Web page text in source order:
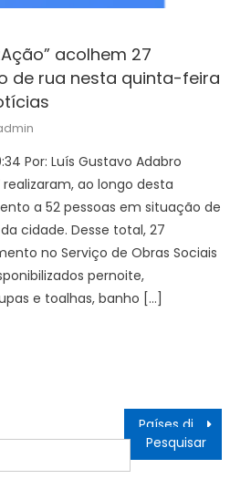
acolhem 27
de rua nesta quinta-feira
Por: Luís Gustavo Adabro
realizaram, ao longo desta
a 52 pessoas em situação de
cidade. Desse total, 27
no Serviço de Obras Sociais
pernoite,
e toalhas, banho […]